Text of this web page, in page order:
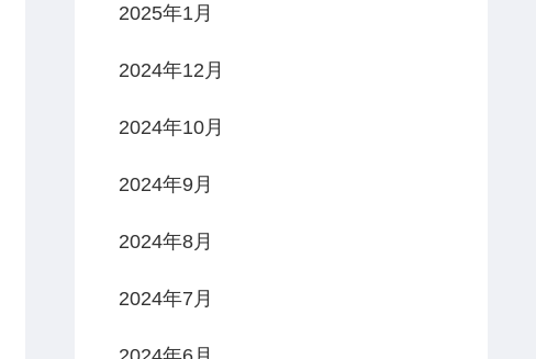
2025年1月
2024年12月
2024年10月
2024年9月
2024年8月
2024年7月